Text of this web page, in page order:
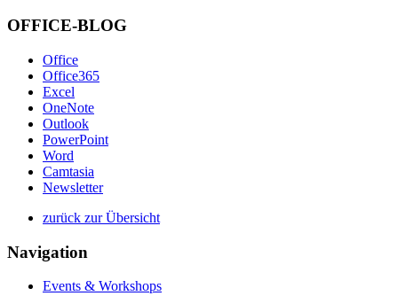
OFFICE-BLOG
Office
Office365
Excel
OneNote
Outlook
PowerPoint
Word
Camtasia
Newsletter
zurück zur Übersicht
Navigation
Events & Workshops